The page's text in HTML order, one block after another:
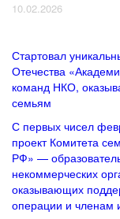
10.02.2026
Стартовал
Отечества
команд НКО,
семьям
С первых чисел
проект Комитета
РФ» —
некоммерческих
оказывающих
операции и членам